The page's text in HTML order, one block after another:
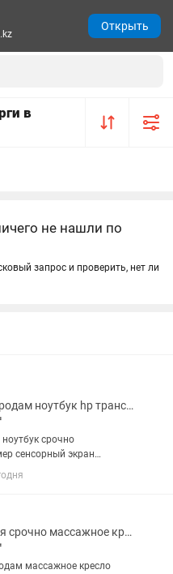
в
не нашли по
запрос и проверить, нет ли
Срочно продам ноутбук hp трансформер
срочно
сенсорный экран
Продается срочно массажное кресло Bionic новая
массажное кресло
Открыть